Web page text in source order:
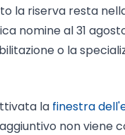
la riserva resta
nomine al 31
o la
la finestra
non viene